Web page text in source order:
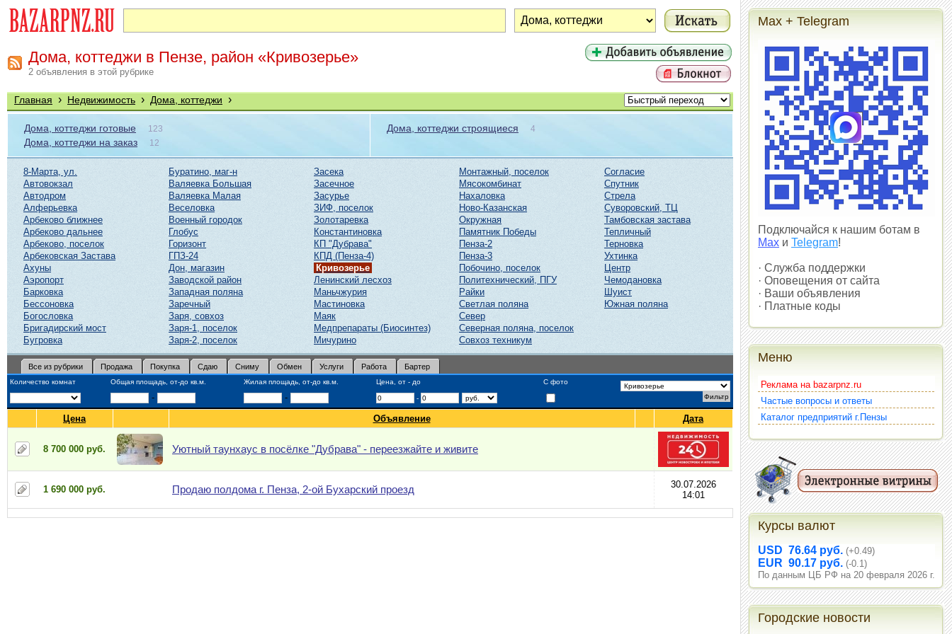
Дома, коттеджи в Пензе, район «Кривозерье»
2 объявления в этой рубрике
Главная › Недвижимость › Дома, коттеджи ›
Дома, коттеджи готовые 123
Дома, коттеджи на заказ 12
Дома, коттеджи строящиеся 4
8-Марта, ул.
Автовокзал
Автодром
Алферьевка
Арбеково ближнее
Арбеково дальнее
Арбеково, поселок
Арбековская Застава
Ахуны
Аэропорт
Барковка
Бессоновка
Богословка
Бригадирский мост
Бугровка
Буратино, маг-н
Валяевка Большая
Валяевка Малая
Веселовка
Военный городок
Глобус
Горизонт
ГПЗ-24
Дон, магазин
Заводской район
Западная поляна
Заречный
Заря, совхоз
Заря-1, поселок
Заря-2, поселок
Засека
Засечное
Засурье
ЗИФ, поселок
Золотаревка
Константиновка
КП "Дубрава"
КПД (Пенза-4)
Кривозерье
Ленинский лесхоз
Маньчжурия
Мастиновка
Маяк
Медпрепараты (Биосинтез)
Мичурино
Монтажный, поселок
Мясокомбинат
Нахаловка
Ново-Казанская
Окружная
Памятник Победы
Пенза-2
Пенза-3
Побочино, поселок
Политехнический, ПГУ
Райки
Светлая поляна
Север
Северная поляна, поселок
Совхоз техникум
Согласие
Спутник
Стрела
Суворовский, ТЦ
Тамбовская застава
Тепличный
Терновка
Ухтинка
Центр
Чемодановка
Шуист
Южная поляна
Все из рубрики Продажа Покупка Сдаю Сниму Обмен Услуги Работа Бартер
Количество комнат Общая площадь, от-до кв.м. Жилая площадь, от-до кв.м. Цена, от - до С фото
- - -
Цена Объявление Дата
8 700 000 руб. Уютный таунхаус в посёлке "Дубрава" - переезжайте и живите
1 690 000 руб. Продаю полдома г. Пенза, 2-ой Бухарский проезд
30.07.2026
14:01
Max + Telegram
Подключайся к нашим ботам в
Max и Telegram!
· Служба поддержки
· Оповещения от сайта
· Ваши объявления
· Платные коды
Меню
Реклама на bazarpnz.ru
Частые вопросы и ответы
Каталог предприятий г.Пензы
Курсы валют
USD 76.64 руб. (+0.49)
EUR 90.17 руб. (-0.1)
По данным ЦБ РФ на 20 февраля 2026 г.
Городские новости